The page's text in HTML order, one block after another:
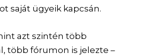
saját ügyeik kapcsán.
azt szintén több
több fórumon is jelezte –